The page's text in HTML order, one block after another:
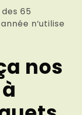
65
n’utilise
nos